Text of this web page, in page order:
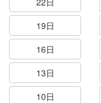
19日
16日
13日
10日